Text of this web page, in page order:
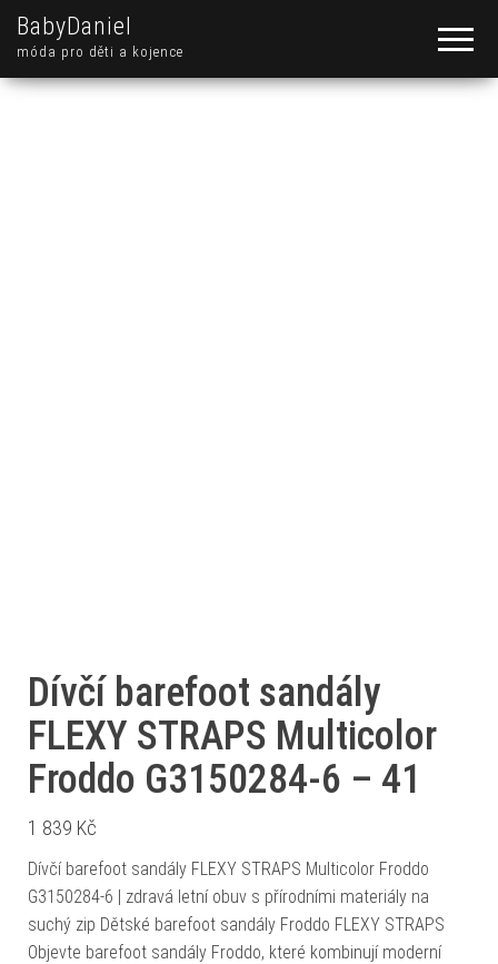
BabyDaniel
móda pro děti a kojence
Dívčí barefoot sandály
FLEXY STRAPS Multicolor
Froddo G3150284-6 – 41
1 839 Kč
Dívčí barefoot sandály FLEXY STRAPS Multicolor Froddo
G3150284-6 | zdravá letní obuv s přírodními materiály na
suchý zip Dětské barefoot sandály Froddo FLEXY STRAPS
Objevte barefoot sandály Froddo, které kombinují moderní